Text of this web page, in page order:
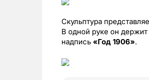
Скульптура
В одной руке он
надпись «Год 1906».